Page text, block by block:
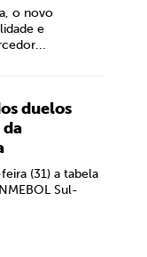
o novo
e
duelos
(31) a tabela
Sul-